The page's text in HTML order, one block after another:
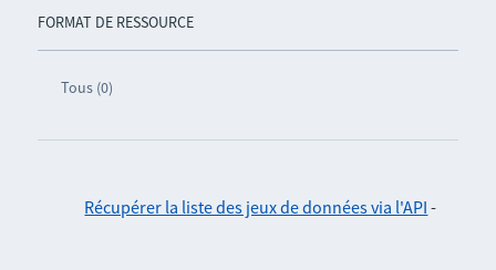
FORMAT DE RESSOURCE
Tous (0)
Récupérer la liste des jeux de données via l'API -